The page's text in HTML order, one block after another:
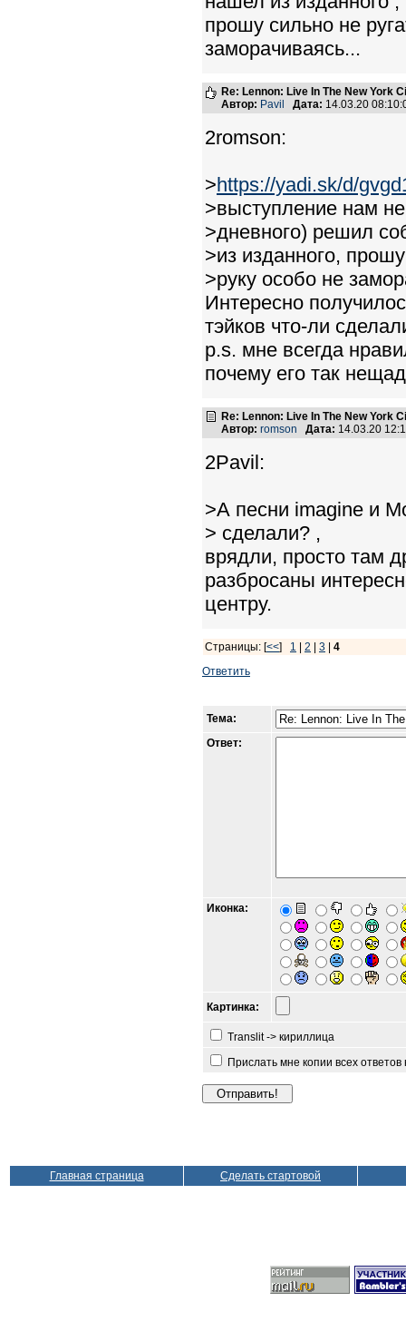
прошу сильно не
заморачиваясь...
Re: Lennon: Live In The New York
Автор: Pavil Дата: 14.03.20
2romson:
>https://yadi.sk/d/
>выступление нам не
>дневного) решил
>из изданного,
>руку особо не
Интересно
тэйков что-ли
p.s. мне всегда
почему его так
Re: Lennon: Live In The New York
Автор: romson Дата: 14.03.20
2Pavil:
>А песни imagine и
> сделали? ,
врядли, просто там
разбросаны
центру.
Страницы: [<<] 1 2 3
4
Ответить
Тема:
Ответ:
Иконка:
Картинка:
Translit -> кириллица
Прислать мне копии всех
Главная страница Сделать стартовой